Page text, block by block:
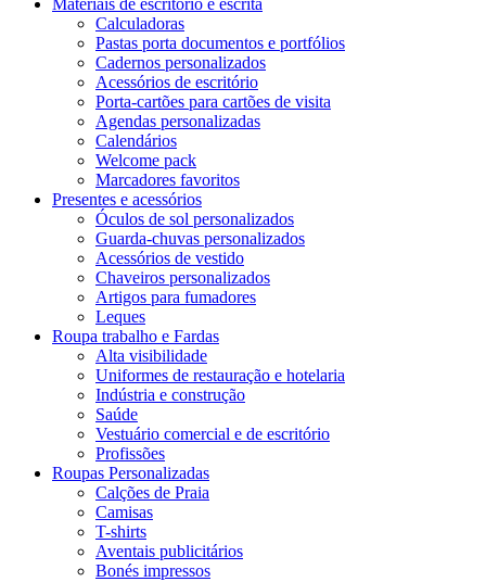
Calculadoras
Pastas porta documentos e portfólios
Cadernos personalizados
Acessórios de escritório
Porta-cartões para cartões de visita
Agendas personalizadas
Calendários
Welcome pack
Marcadores favoritos
Presentes e acessórios
Óculos de sol personalizados
Guarda-chuvas personalizados
Acessórios de vestido
Chaveiros personalizados
Artigos para fumadores
Leques
Roupa trabalho e Fardas
Alta visibilidade
Uniformes de restauração e hotelaria
Indústria e construção
Saúde
Vestuário comercial e de escritório
Profissões
Roupas Personalizadas
Calções de Praia
Camisas
T-shirts
Aventais publicitários
Bonés impressos